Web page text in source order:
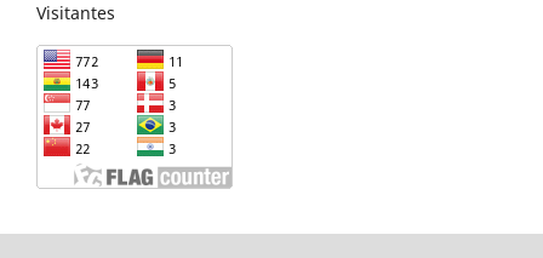
Visitantes